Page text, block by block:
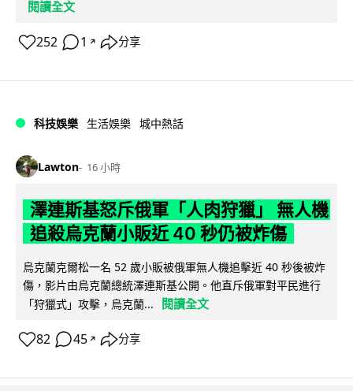
閱讀全文
252 1 ↗ 分享
科技娛樂 生活娛樂 城中熱話
Lawton 16 小時
澤連斯基怒斥俄軍「人肉狩獵」 無人機
追殺烏克蘭小販近 40 秒仍被炸傷
烏克蘭克爾松一名 52 歲小販被俄軍無人機追擊近 40 秒後被炸
傷，影片由烏克蘭總統澤連斯基公開。他直斥俄軍對平民進行
「狩獵式」攻擊，烏克蘭...
閱讀全文
82 45 ↗ 分享